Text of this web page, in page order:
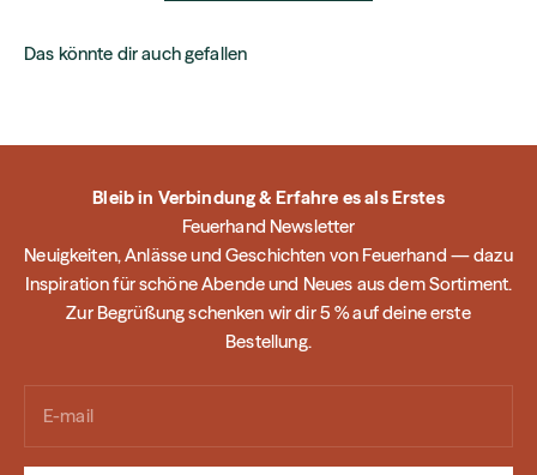
Das könnte dir auch gefallen
Bleib in Verbindung & Erfahre es als Erstes
Feuerhand Newsletter
Neuigkeiten, Anlässe und Geschichten von Feuerhand — dazu
Inspiration für schöne Abende und Neues aus dem Sortiment.
Zur Begrüßung schenken wir dir 5 % auf deine erste
Bestellung.
E-mail